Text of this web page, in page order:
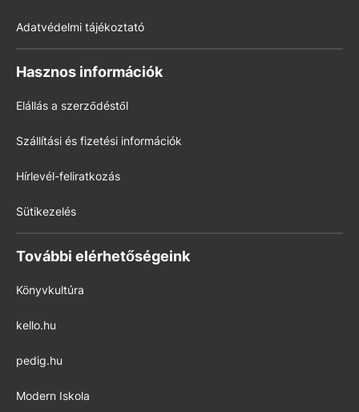
Adatvédelmi tájékoztató
Hasznos információk
Elállás a szerződéstől
Szállítási és fizetési információk
Hírlevél-feliratkozás
Sütikezelés
További elérhetőségeink
Könyvkultúra
kello.hu
pedig.hu
Modern Iskola